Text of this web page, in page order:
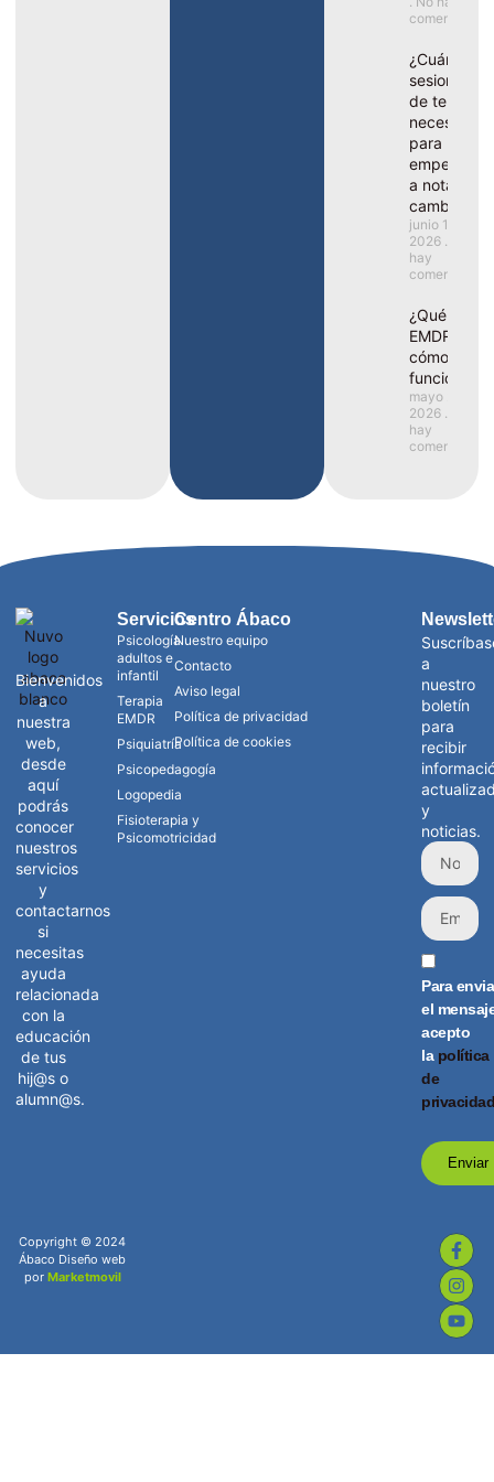
comentarios
¿Cuántas
sesiones
de terapia
necesito
para
empezar
a notar
cambios?
junio 1,
2026
hay
comentarios
¿Qué es el
EMDR y
cómo
funciona?
mayo 25,
2026
hay
comentarios
Bienvenidos
a
nuestra
web,
desde
aquí
podrás
conocer
nuestros
servicios
y
contactarnos
si
necesitas
ayuda
relacionada
con la
educación
de tus
hij@s o
alumn@s.
Servicios
Psicología
adultos e
infantil
Terapia
EMDR
Psiquiatría
Psicopedagogía
Logopedia
Fisioterapia y
Psicomotricidad
Centro Ábaco
Nuestro equipo
Contacto
Aviso legal
Política de privacidad
Política de cookies
a
nuestro
boletín
para
recibir
y
noticias.
Para
el
acepto
la política
de
Enviar
Copyright © 2024
Ábaco Diseño web
por Marketmovil